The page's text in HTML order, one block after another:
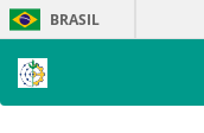
Skip
navigation
BRASIL